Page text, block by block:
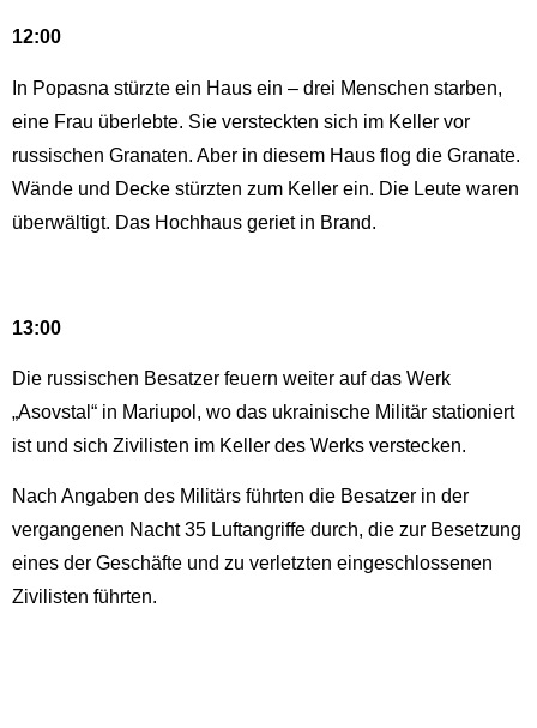
12:00
In Popasna stürzte ein Haus ein – drei Menschen starben,
eine Frau überlebte. Sie versteckten sich im Keller vor
russischen Granaten. Aber in diesem Haus flog die Granate.
Wände und Decke stürzten zum Keller ein. Die Leute waren
überwältigt. Das Hochhaus geriet in Brand.
13:00
Die russischen Besatzer feuern weiter auf das Werk
„Asovstal“ in Mariupol, wo das ukrainische Militär stationiert
ist und sich Zivilisten im Keller des Werks verstecken.
Nach Angaben des Militärs führten die Besatzer in der
vergangenen Nacht 35 Luftangriffe durch, die zur Besetzung
eines der Geschäfte und zu verletzten eingeschlossenen
Zivilisten führten.